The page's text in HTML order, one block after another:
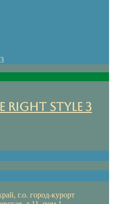
Right Style 3
г.о. город-курорт